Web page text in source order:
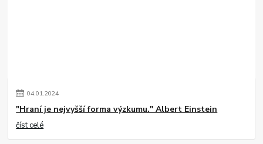
04.01.2024
"Hraní je nejvyšší forma výzkumu." Albert Einstein
číst celé